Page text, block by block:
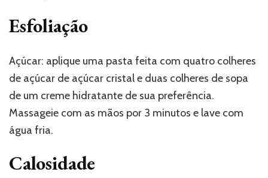
Esfoliação
Açúcar: aplique uma pasta feita com quatro colheres
de açúcar de açúcar cristal e duas colheres de sopa
de um creme hidratante de sua preferência.
Massageie com as mãos por 3 minutos e lave com
água fria.
Calosidade